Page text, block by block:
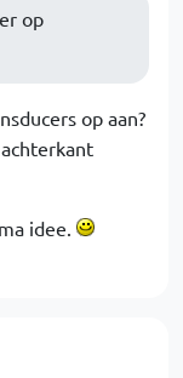
op
op aan?
idee.